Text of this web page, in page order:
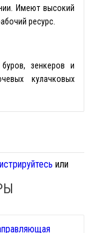
Имеют высокий
ресурс.
зенкеров и
кулачковых
или